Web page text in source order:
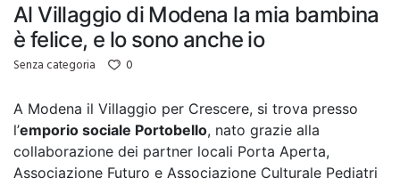
Al Villaggio di Modena la mia bambina
è felice, e lo sono anche io
Senza categoria 0
A Modena il Villaggio per Crescere, si trova presso
l’emporio sociale Portobello, nato grazie alla
collaborazione dei partner locali Porta Aperta,
Associazione Futuro e Associazione Culturale Pediatri